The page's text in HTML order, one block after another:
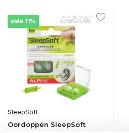
sale 11%
SleepSoft
Oordoppen SleepSoft